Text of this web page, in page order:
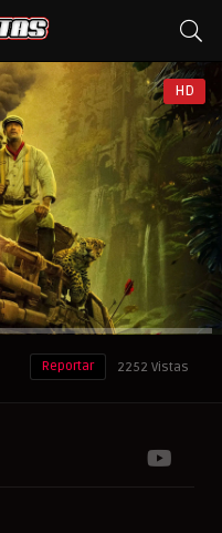
HD
2252 Vistas
Reportar